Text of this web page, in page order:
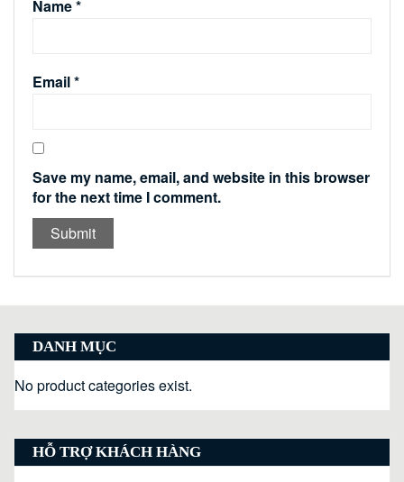
Name*
Email*
Save my name, email, and website in this browser
for the next time I comment.
DANH MỤC
No product categories exist.
HỖ TRỢ KHÁCH HÀNG